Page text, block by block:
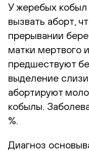
У жеребых
вызвать аборт,
прерывании
матки мертвого
предшествуют
выделение
абортируют
кобылы.
%.
Диагноз